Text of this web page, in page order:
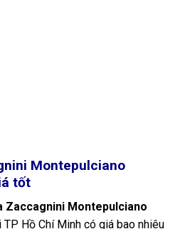
Montepulciano
tốt
Zaccagnini Montepulciano
TP Hồ Chí Minh có giá bao nhiêu